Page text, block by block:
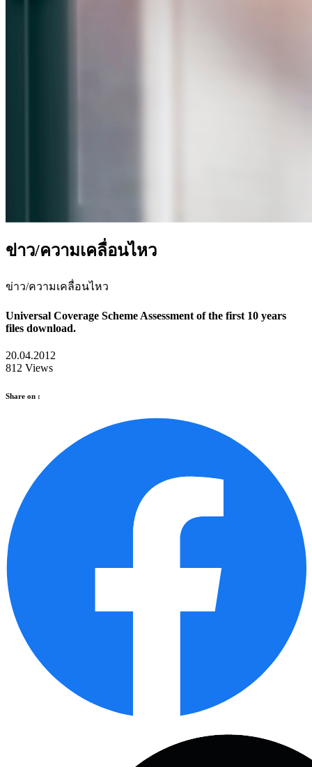
ข่าว/ความเคลื่อนไหว
ข่าว/ความเคลื่อนไหว
Universal Coverage Scheme Assessment of the first 10 years
files download.
20.04.2012
812 Views
Share on :